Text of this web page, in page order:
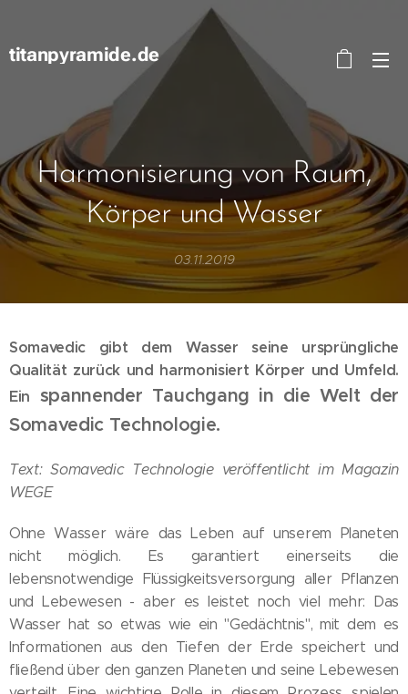
titanpyramide.de
Harmonisierung von Raum,
Körper und Wasser
03.11.2019
Somavedic gibt dem Wasser seine ursprüngliche
Qualität zurück und harmonisiert Körper und Umfeld.
Ein spannender Tauchgang in die Welt der
Somavedic Technologie.
Text: Somavedic Technologie veröffentlicht im Magazin
WEGE
Ohne Wasser wäre das Leben auf unserem Planeten
nicht möglich. Es garantiert einerseits die
lebensnotwendige Flüssigkeitsversorgung aller Pflanzen
und Lebewesen - aber es leistet noch viel mehr: Das
Wasser hat so etwas wie ein "Gedächtnis", mit dem es
Informationen aus den Tiefen der Erde speichert und
fließend über den ganzen Planeten und seine Lebewesen